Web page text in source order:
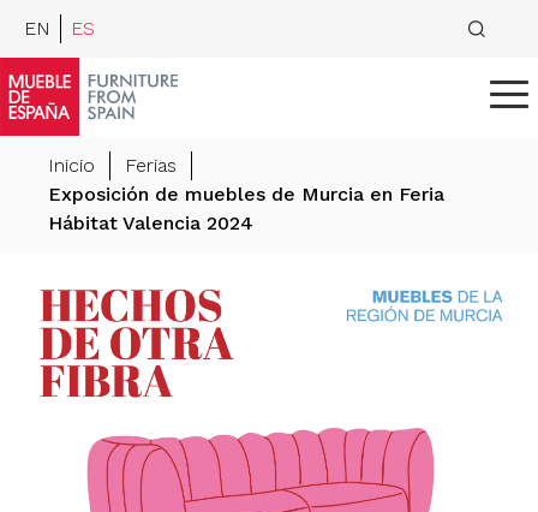
EN ES
Inicio
Ferias
Exposición de muebles de Murcia en Feria
Hábitat Valencia 2024